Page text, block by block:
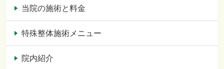
当院の施術と料金
特殊整体施術メニュー
院内紹介